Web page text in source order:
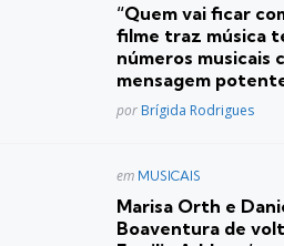
“Quem vai ficar
filme traz música
números musicais
mensagem
Posted
por Brígida Rodrigues
Postado
em MUSICAIS
Marisa Orth e
Boaventura de